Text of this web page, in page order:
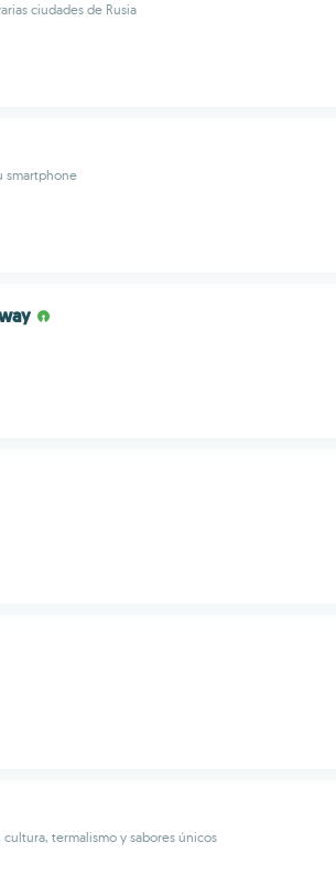
ciudades de Rusia
smartphone
cultura, termalismo y sabores únicos